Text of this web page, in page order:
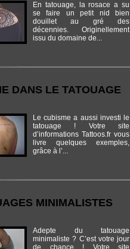
En tatouage, la rosace a su
se faire un petit nid bien
douillet au gré des
décennies. Originellement
issu du domaine de...
DANS LE TATOUAGE
Le cubisme a aussi investi le
tatouage ! Votre site
d’informations Tattoos.fr vous
livre quelques exemples,
grâce à l’...
MINIMALISTES
Adepte du tatouage
minimaliste ? C’est votre jour
de chance ! Votre site